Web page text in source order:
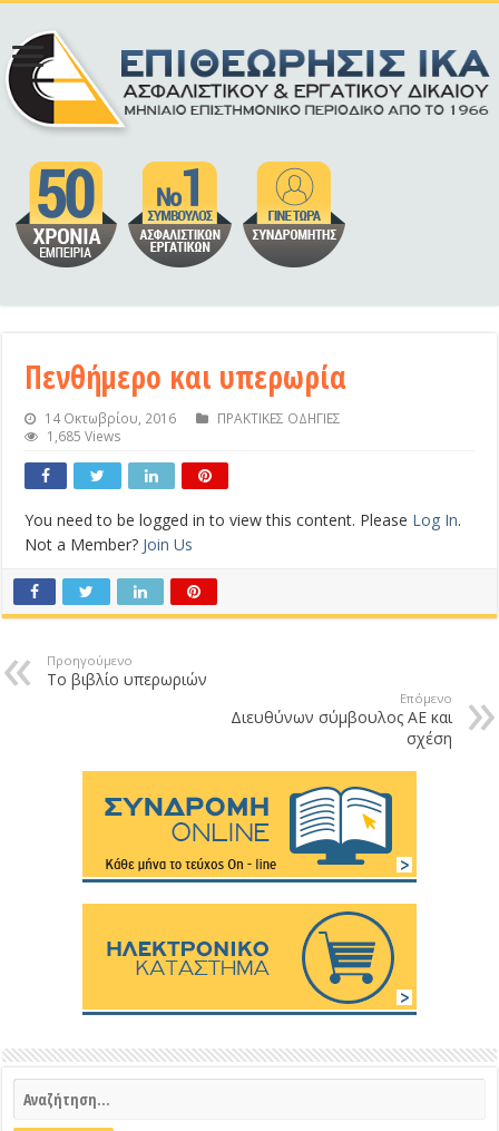
Πενθήμερο και υπερωρία
14 Οκτωβρίου, 2016
ΠΡΑΚΤΙΚΕΣ ΟΔΗΓΙΕΣ
1,685 Views
You need to be logged in to view this content. Please Log In.
Not a Member? Join Us
Προηγούμενο
Το βιβλίο υπερωριών
Επόμενο
Διευθύνων σύμβουλος ΑΕ και
σχέση